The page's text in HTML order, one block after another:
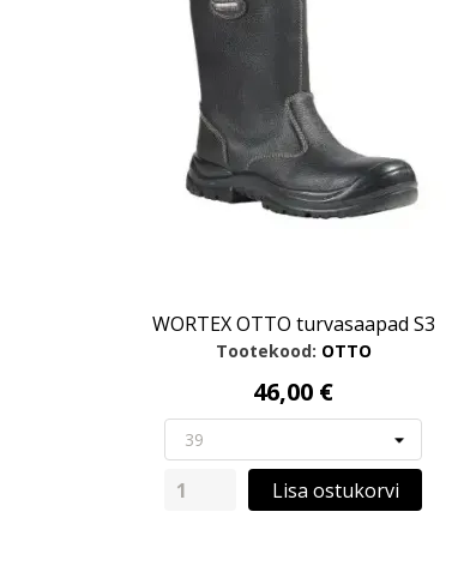
WORTEX OTTO turvasaapad S3
Tootekood: OTTO
46,00 €
Lisa ostukorvi